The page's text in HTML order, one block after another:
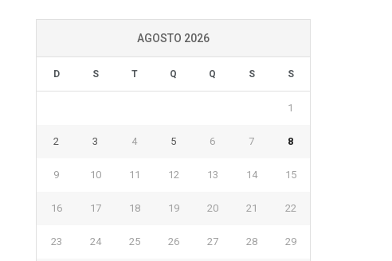
AGOSTO 2026
D S T Q Q S S
1
2 3 4 5 6 7 8
9 10 11 12 13 14 15
16 17 18 19 20 21 22
23 24 25 26 27 28 29